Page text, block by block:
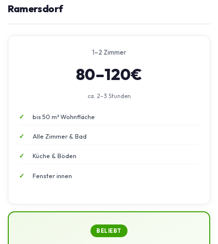
Ramersdorf
1–2 Zimmer
80–120€
ca. 2–3 Stunden
bis 50 m² Wohnfläche
Alle Zimmer & Bad
Küche & Böden
Fenster innen
BELIEBT